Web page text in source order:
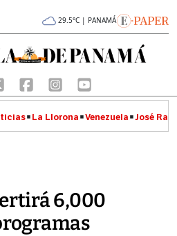
29.5°C | PANAMÁ
La Llorona Venezuela José
6,000